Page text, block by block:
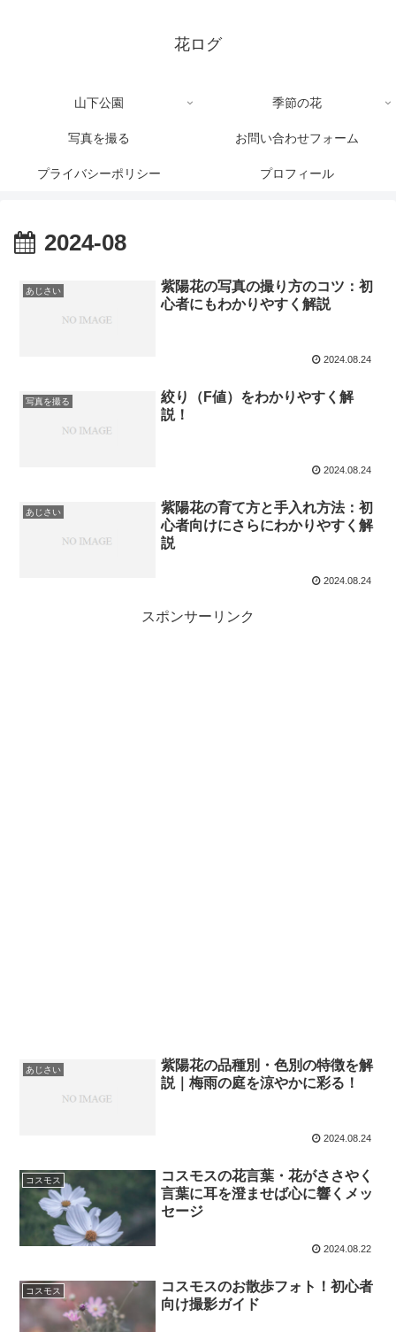
花ログ
山下公園 季節の花
写真を撮る お問い合わせフォーム
プライバシーポリシー プロフィール
2024-08
あじさい
紫陽花の写真の撮り方のコツ：初
心者にもわかりやすく解説
2024.08.24
写真を撮る
絞り（F値）をわかりやすく解
説！
2024.08.24
あじさい
紫陽花の育て方と手入れ方法：初
心者向けにさらにわかりやすく解
説
2024.08.24
スポンサーリンク
あじさい
紫陽花の品種別・色別の特徴を解
説｜梅雨の庭を涼やかに彩る！
2024.08.24
コスモス
コスモスの花言葉・花がささやく
言葉に耳を澄ませば心に響くメッ
セージ
2024.08.22
コスモス
コスモスのお散歩フォト！初心者
向け撮影ガイド